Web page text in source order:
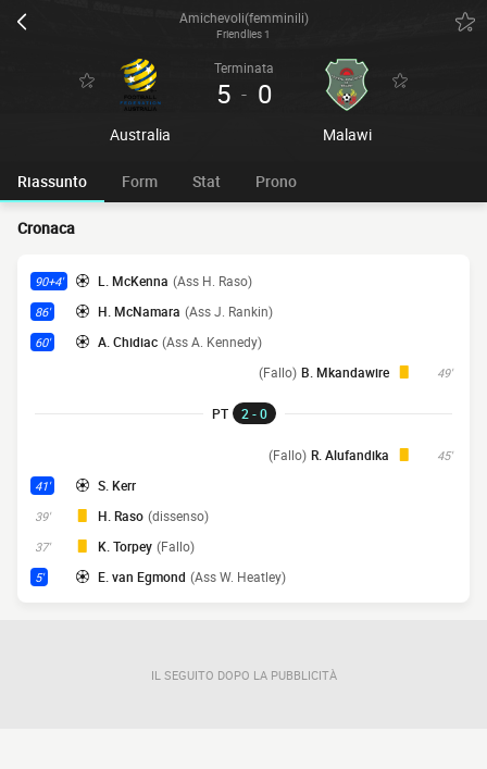
Amichevoli(femminili)
Friendlies 1
Australia
Terminata
5 - 0
Malawi
Riassunto Form Stat Prono
Cronaca
90+4' L. McKenna (Ass H. Raso)
86' H. McNamara (Ass J. Rankin)
60' A. Chidiac (Ass A. Kennedy)
49'
B. Mkandawire
(Fallo)
PT 2 - 0
45'
R. Alufandika
(Fallo)
41' S. Kerr
39' H. Raso (dissenso)
37' K. Torpey (Fallo)
5' E. van Egmond (Ass W. Heatley)
IL SEGUITO DOPO LA PUBBLICITÀ